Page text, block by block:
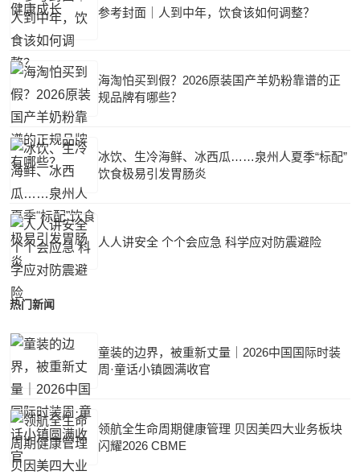
参考封面｜人到中年，饮食该如何调整？
海淘怕买到假？2026原装国产羊奶粉靠谱的正
规品牌有哪些？
冰饮、生冷海鲜、冰西瓜……泉州人夏季“标配”
饮食极易引发胃肠炎
人人讲安全 个个会应急 科学应对防震避险
热门新闻
童装的边界，被重新丈量｜2026中国国际时装
周·童话小镇圆满收官
领航全生命周期健康管理 贝因美四大业务板块
闪耀2026 CBME